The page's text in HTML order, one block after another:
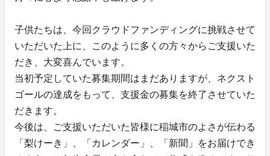
子供たちは、今回クラウドファンディングに挑戦させて
いただいた上に、このように多くの方々からご支援いた
だき、大変喜んでいます。
当初予定していた募集期間はまだありますが、ネクスト
ゴールの達成をもって、支援金の募集を終了させていた
だきます。
今後は、ご支援いただいた皆様に稲城市のよさが伝わる
「梨けーき」、「カレンダー」、「新聞」をお届けでき